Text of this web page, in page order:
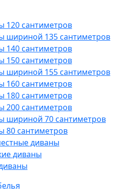
120 сантиметров
шириной 135 сантиметров
140 сантиметров
150 сантиметров
шириной 155 сантиметров
160 сантиметров
180 сантиметров
200 сантиметров
шириной 70 сантиметров
80 сантиметров
диваны
диваны